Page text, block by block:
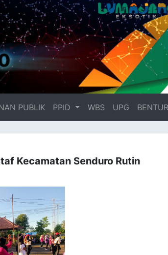
PUBLIK PPID WBS UPG
Kecamatan Senduro Rutin